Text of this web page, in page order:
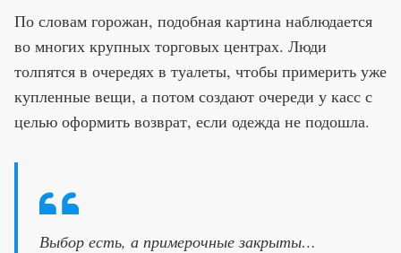
По словам горожан, подобная картина наблюдается
во многих крупных торговых центрах. Люди
толпятся в очередях в туалеты, чтобы примерить уже
купленные вещи, а потом создают очереди у касс с
целью оформить возврат, если одежда не подошла.
Выбор есть, а примерочные закрыты…